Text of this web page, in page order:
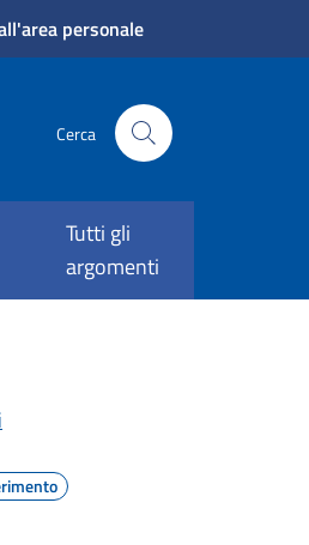
personale
Cerca
Tutti gli
argomenti